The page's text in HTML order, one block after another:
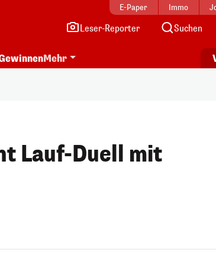
E-Paper Immo
Leser-Reporter Suchen
Mehr
Lauf-Duell mit